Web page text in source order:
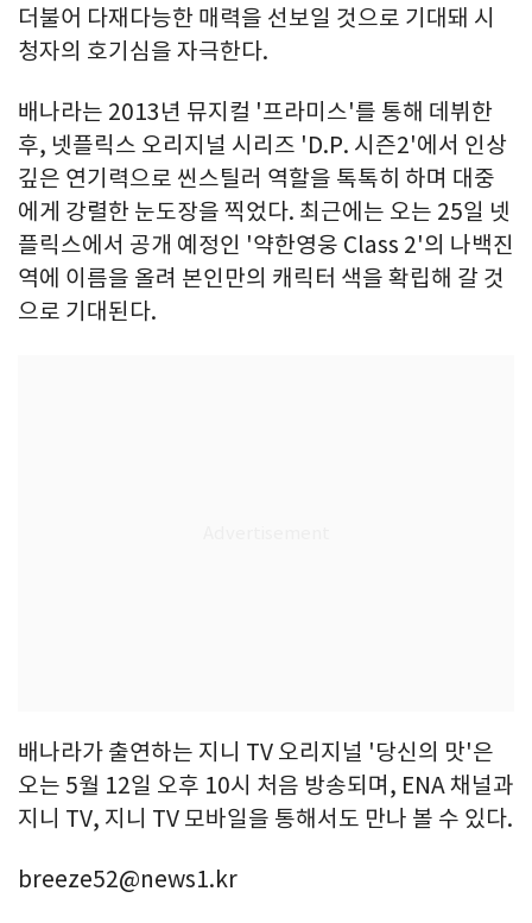
더불어 다재다능한 매력을 선보일 것으로 기대돼 시
청자의 호기심을 자극한다.
배나라는 2013년 뮤지컬 '프라미스'를 통해 데뷔한
후, 넷플릭스 오리지널 시리즈 'D.P. 시즌2'에서 인상
깊은 연기력으로 씬스틸러 역할을 톡톡히 하며 대중
에게 강렬한 눈도장을 찍었다. 최근에는 오는 25일 넷
플릭스에서 공개 예정인 '약한영웅 Class 2'의 나백진
역에 이름을 올려 본인만의 캐릭터 색을 확립해 갈 것
으로 기대된다.
배나라가 출연하는 지니 TV 오리지널 '당신의 맛'은
오는 5월 12일 오후 10시 처음 방송되며, ENA 채널과
지니 TV, 지니 TV 모바일을 통해서도 만나 볼 수 있다.
breeze52@news1.kr